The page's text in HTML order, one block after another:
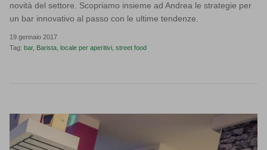
novità del settore. Scopriamo insieme ad Andrea le strategie per
un bar innovativo al passo con le ultime tendenze.
19 gennaio 2017
Tag: bar Barista locale per aperitivi street food